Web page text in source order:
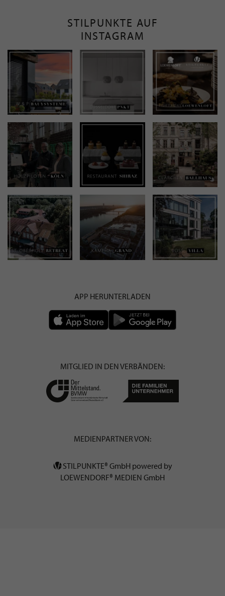
STILPUNKTE AUF
INSTAGRAM
APP HERUNTERLADEN
MITGLIED IN DEN VERBÄNDEN:
MEDIENPARTNER VON:
STILPUNKTE® GmbH powered by
LOEWENDORF® MEDIEN GmbH